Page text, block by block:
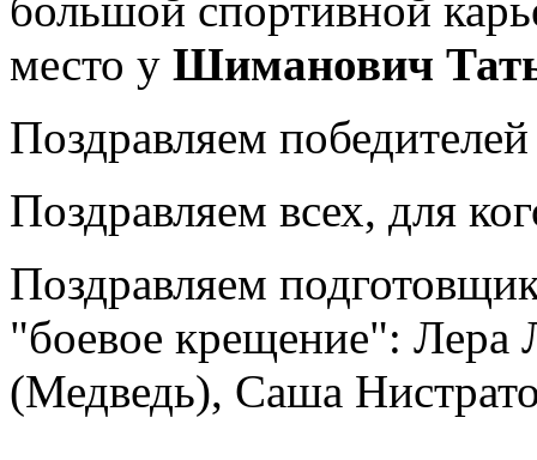
большой спортивной
место у Шиманович
Поздравляем
Поздравляем всех, для
Поздравляем
"боевое крещение": Лера
(Медведь), Саша